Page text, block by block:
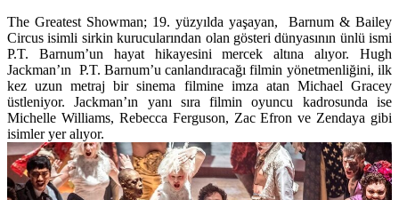
The Greatest Showman; 19. yüzyılda yaşayan, Barnum & Bailey
Circus isimli sirkin kurucularından olan gösteri dünyasının ünlü ismi
P.T. Barnum’un hayat hikayesini mercek altına alıyor. Hugh
Jackman’ın P.T. Barnum’u canlandıracağı filmin yönetmenliğini, ilk
kez uzun metraj bir sinema filmine imza atan Michael Gracey
üstleniyor. Jackman’ın yanı sıra filmin oyuncu kadrosunda ise
Michelle Williams, Rebecca Ferguson, Zac Efron ve Zendaya gibi
isimler yer alıyor.